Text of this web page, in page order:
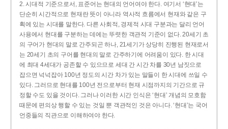
2. 시대적 기준으로서, 표준어는 현대의 언어여야 한다. 여기서 ‘현대’는
단순히 시간적으로 현재란 뜻이 아니라 역사적 흐름에서 현재와 같은 구
획에 있는 시대를 말한다. 다른 사회적, 경제적 시대 구분과는 달리 언어
사용에서 현대를 구분하는 데에는 뚜렷한 객관적 기준이 없다. 20세기 초
의 구어가 현대의 말로 간주되곤 하나, 21세기가 상당히 진행된 현재로서
는 20세기 초의 구어를 현대의 말로 간주하기에 어려움이 있다. 한 시대
에 최대 4세대가 공존할 수 있으므로 세대 간 시간 차를 30년 남짓으로
잡으면 넉넉잡아 100년 정도의 시간 차가 있는 말들이 한 시대에 쓰일 수
있다. 그러므로 현대를 100년 전으로부터 현재 시점까지의 기간으로 규
정할 수도 있을 것이다. 그러나 이러한 시간 인식은 ‘현대’ 개념의 모호함
때문에 편의상 행할 수 있는 것일 뿐 객관적인 것은 아니다. ‘현대’는 국어
언중들의 직관으로 이해하여야 한다.